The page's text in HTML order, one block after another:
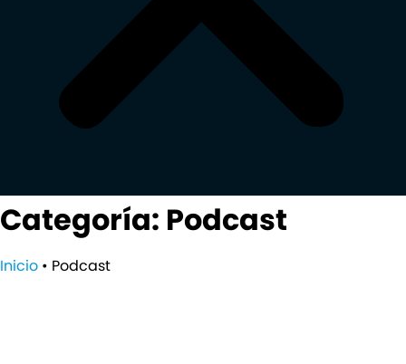
Categoría: Podcast
Inicio • Podcast